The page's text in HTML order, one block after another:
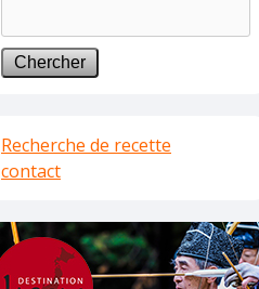
Recherche de recette
contact